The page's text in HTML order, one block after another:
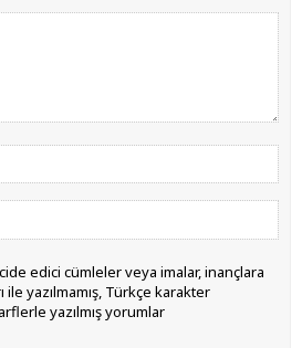
edici cümleler veya imalar, inançlara
ile yazılmamış, Türkçe karakter
yazılmış yorumlar